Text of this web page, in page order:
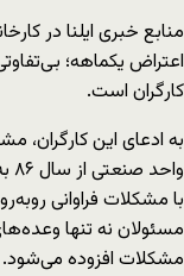
منابع خبری ایلنا در
اعتراض یکماهه؛
کارگران است.
به ادعای این کارگران،
با مشکلات فراوانی
مسئولان نه تنها
مشکلات افزوده می‌شود.